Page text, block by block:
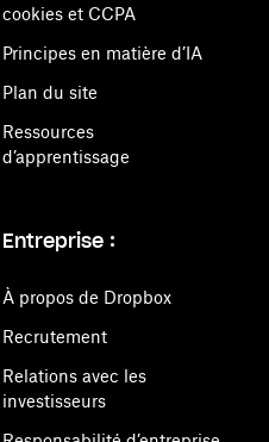
cookies et CCPA
Principes en matière d’IA
Plan du site
Ressources
d’apprentissage
Entreprise :
À propos de Dropbox
Recrutement
Relations avec les
investisseurs